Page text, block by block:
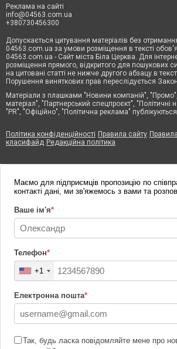
Реклама на сайті
info@04563.com.ua
+380730456300
Допускається цитування матеріалів без
04563.com.ua за умови розміщення в тексті
04563.com.ua - Сайт міста Біла Церква. Для
розміщення прямого, відкритого для пошукових
на цитовані статті не нижче другого абзацу в
Порушення виняткових прав переслідується
Матеріали з плашками "Новини компаній",
матеріал", "Партнерський спецпроєкт", "Політичні
"PR", "Офіційно", "Політична реклама"
Політика конфіденційності Правила сайту Правила
класифайд Редакційна політика
Маємо для підприємців пропозицію по
контакті дані, ми зв'яжемось з вами та
Ваше ім'я*
Телефон*
+1
Електронна пошта*
Так, будь ласка повідомляйте мене про